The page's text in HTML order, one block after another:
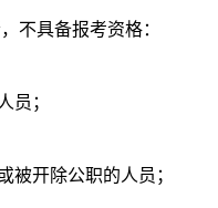
不具备报考资格：
员；
被开除公职的人员；